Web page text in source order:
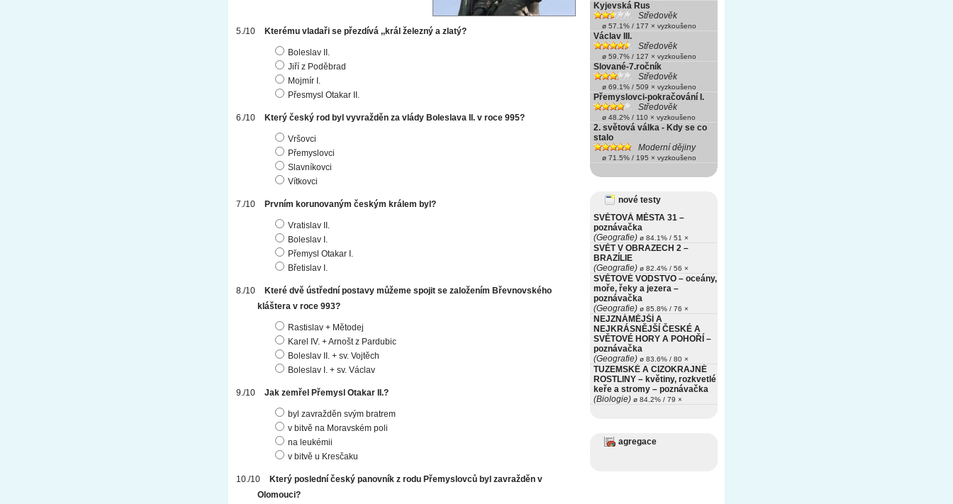
Kterému vladaři se přezdívá ,,král železný a zlatý?
Boleslav II.
Jiří z Poděbrad
Mojmír I.
Přesmysl Otakar II.
Který český rod byl vyvražděn za vlády Boleslava II. v roce 995?
Vršovci
Přemyslovci
Slavníkovci
Vítkovci
Prvním korunovaným českým králem byl?
Vratislav II.
Boleslav I.
Přemysl Otakar I.
Břetislav I.
Které dvě ústřední postavy můžeme spojit se založením Břevnovského
kláštera v roce 993?
Rastislav + Mětodej
Karel IV. + Arnošt z Pardubic
Boleslav II. + sv. Vojtěch
Boleslav I. + sv. Václav
Jak zemřel Přemysl Otakar II.?
byl zavražděn svým bratrem
v bitvě na Moravském poli
na leukémii
v bitvě u Kresčaku
Který poslední český panovník z rodu Přemyslovců byl zavražděn v
Olomouci?
Kyjevská Rus
Středověk
ø 57.1% / 177 × vyzkoušeno
Václav III.
Středověk
ø 59.7% / 127 × vyzkoušeno
Slované-7.ročník
Středověk
ø 69.1% / 509 × vyzkoušeno
Přemyslovci-pokračování I.
Středověk
ø 48.2% / 110 × vyzkoušeno
2. světová válka - Kdy se co
stalo
Moderní dějiny
ø 71.5% / 195 × vyzkoušeno
nové testy
SVĚTOVÁ MĚSTA 31 –
poznávačka
(Geografie) ø 84.1% / 51 ×
SVĚT V OBRAZECH 2 –
BRAZÍLIE
(Geografie) ø 82.4% / 56 ×
SVĚTOVÉ VODSTVO – oceány,
moře, řeky a jezera –
poznávačka
(Geografie) ø 85.8% / 76 ×
NEJZNÁMĚJŠÍ A
NEJKRÁSNĚJŠÍ ČESKÉ A
SVĚTOVÉ HORY A POHOŘÍ –
poznávačka
(Geografie) ø 83.6% / 80 ×
TUZEMSKÉ A CIZOKRAJNÉ
ROSTLINY – květiny, rozkvetlé
keře a stromy – poznávačka
(Biologie) ø 84.2% / 79 ×
agregace